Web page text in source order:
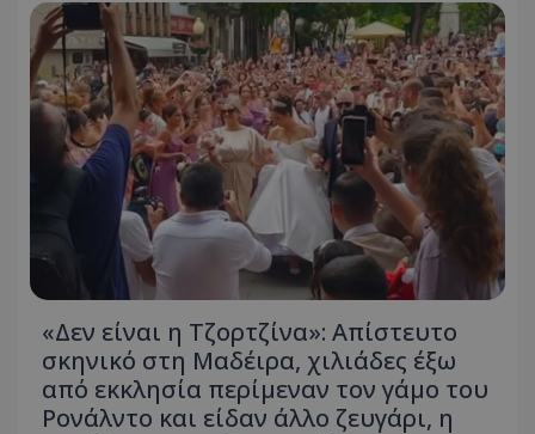
«Δεν είναι η Τζορτζίνα»: Απίστευτο
σκηνικό στη Μαδέιρα, χιλιάδες έξω
από εκκλησία περίμεναν τον γάμο του
Ρονάλντο και είδαν άλλο ζευγάρι, η